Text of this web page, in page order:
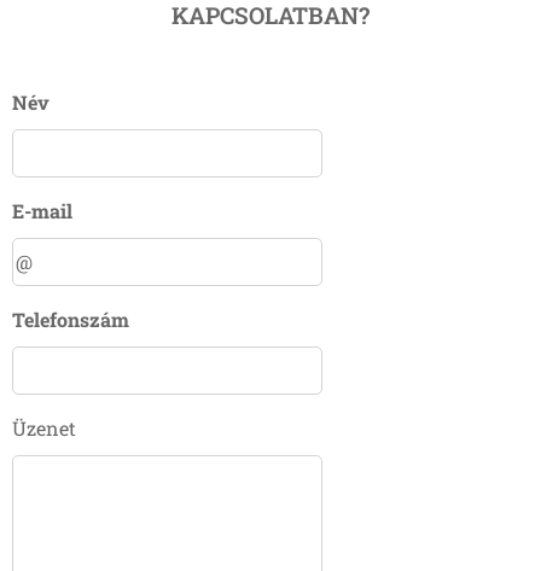
KAPCSOLATBAN?
Név
E-mail
Telefonszám
Üzenet